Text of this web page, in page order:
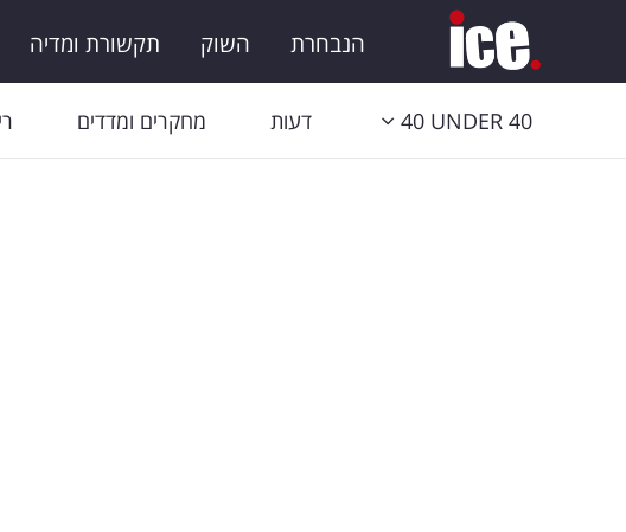
הנבחרת השוק תקשורת ומדיה
40 UNDER 40 דעות מחקרים ומדדים